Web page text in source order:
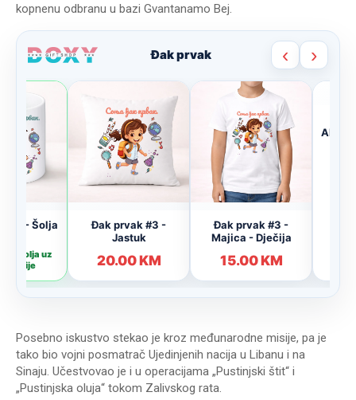
kopnenu odbranu u bazi Gvantanamo Bej.
Posebno iskustvo stekao je kroz međunarodne misije, pa je
tako bio vojni posmatrač Ujedinjenih nacija u Libanu i na
Sinaju. Učestvovao je i u operacijama „Pustinjski štit“ i
„Pustinjska oluja“ tokom Zalivskog rata.